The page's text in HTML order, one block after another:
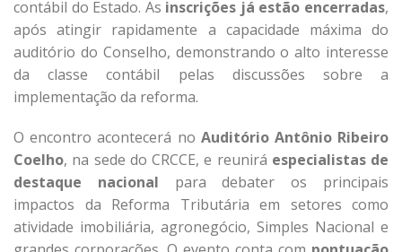
contábil do Estado. As inscrições já estão encerradas,
após atingir rapidamente a capacidade máxima do
auditório do Conselho, demonstrando o alto interesse
da classe contábil pelas discussões sobre a
implementação da reforma.
O encontro acontecerá no Auditório Antônio Ribeiro
Coelho, na sede do CRCCE, e reunirá especialistas de
destaque nacional para debater os principais
impactos da Reforma Tributária em setores como
atividade imobiliária, agronegócio, Simples Nacional e